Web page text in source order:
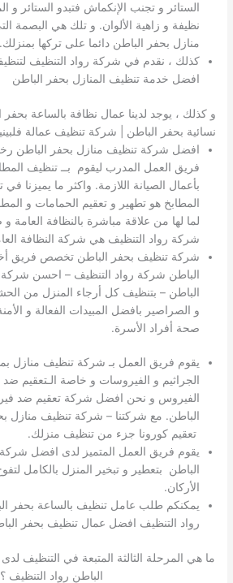
الستائر و تجنب الإنكماش فتبدو الستائر و
نظيفة و زاهية الألوان. و تلك هي
منازل بحفر الباطن دائما على تركها بمنزلك.
كذلك ، نقدم في شركة رواد التنظيف
افضل خدمة تنظيف المنازل بحفر الباطن
و كذلك ، يوجد لدينا عمال نظافة بالساعة
نسائية بحفر الباطن | شركة تنظيف عمالة
افضل شركة تنظيف منازل بحفر الباطن
فريق العمل المدرب ليقوم بــ تنظيف
بأعمال الصيانة اللازمة. واكثر ما يميزنا
المطابخ هو تطهير و تعقيم الحمامات و
لما لها من علاقة مباشرة بالنظافة العامة
شركة رواد التنظيف هي شركة النظافة
شركة تنظيف بحفر الباطن تخصص فريق
الباطن شركة رواد التنظيف – احسن شركة
الباطن – بتنظيف كل أرجاء المنزل من
و الصراصير بافضل المبيدات الفعالة و
صحة أفراد الأسرة.
يقوم فريق العمل بـ شركة تنظيف منازل
الجراثيم و الفيروسات و خاصة الـتعقيم ضد
الفيروس و نحن افضل شركة تعقيم ضد
الباطن. مع شركتنا – شركة تنظيف منازل
تعقيم كورونا جزء من تنظيف منزلك.
يقوم فريق العمل المتميز لدى افضل
الباطن بتعطير و تبخير المنزل بالكامل
الأركان.
يمكنكم طلب عامل تنظيف بالساعة بحفر
رواد التنظيف افضل عمال تنظيف بحفر
ما هي المرحلة الثالثة المتبعة في التنظيف
الباطن رواد التنظيف ؟